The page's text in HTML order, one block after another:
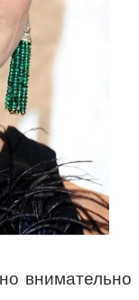
внимательно